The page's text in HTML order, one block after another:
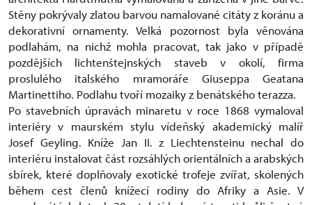
Stěny pokrývaly zlatou barvou namalované citáty z koránu a
dekorativní ornamenty. Velká pozornost byla věnována
podlahám, na nichž mohla pracovat, tak jako v případě
pozdějších lichtenštejnských staveb v okolí, firma
proslulého italského mramoráře Giuseppa Geatana
Martinettiho. Podlahu tvoří mozaiky z benátského terazza.
Po stavebních úpravách minaretu v roce 1868 vymaloval
interiéry v maurském stylu vídeňský akademický malíř
Josef Geyling. Kníže Jan II. z Liechtensteinu nechal do
interiéru instalovat část rozsáhlých orientálních a arabských
sbírek, které doplňovaly exotické trofeje zvířat, skolených
během cest členů knížecí rodiny do Afriky a Asie. V